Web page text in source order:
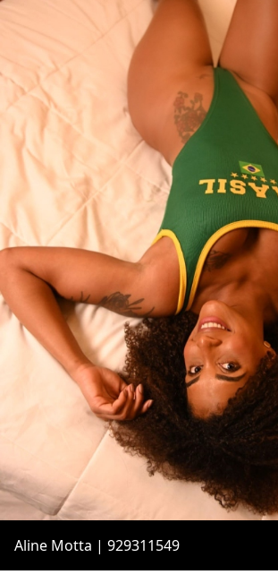
Aline Motta | 929311549